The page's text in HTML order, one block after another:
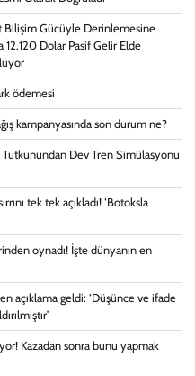
Bilişim Gücüyle Derinlemesine
Dolar Pasif Gelir Elde
ödemesi
kampanyasında son durum ne?
Dev Tren Simülasyonu
tek tek açıkladı! ‘Botoksla
oynadı! İşte dünyanın en
açıklama geldi: ‘Düşünce ve ifade
Kazadan sonra bunu yapmak